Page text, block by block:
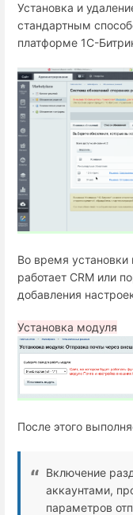
Установка и
стандартным
платформе 1С-
Во время установки
работает СRM или
добавления
Установка модуля
После этого
Включение
аккаунтами,
параметров